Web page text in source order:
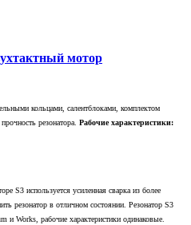
мотор
кольцами, салентблоками, комплектом
резонатора. Рабочие характеристики:
S3 используется усиленная сварка из более
резонатор в отличном состоянии. Резонатор S3
и Works, рабочие характеристики одинаковые.